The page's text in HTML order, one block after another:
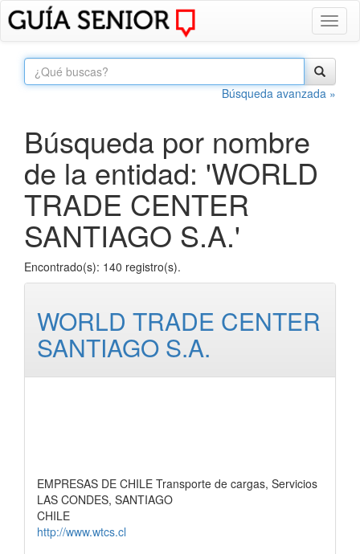
Búsqueda avanzada »
Búsqueda por nombre
de la entidad: 'WORLD
TRADE CENTER
SANTIAGO S.A.'
Encontrado(s): 140 registro(s).
WORLD TRADE CENTER
SANTIAGO S.A.
EMPRESAS DE CHILE Transporte de cargas, Servicios
LAS CONDES, SANTIAGO
CHILE
http://www.wtcs.cl